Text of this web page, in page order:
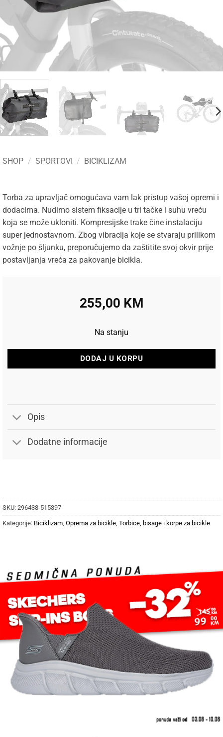
SHOP / SPORTOVI / BICIKLIZAM
Torba za upravljač omogućava vam lak pristup vašoj opremi i
dodacima. Nudimo sistem fiksacije u tri tačke i suhu vreću
koja se može ukloniti. Kompresijske trake čine instalaciju
super jednostavnom. Zbog vibracija koje se stvaraju prilikom
vožnje po šljunku, preporučujemo da zaštitite svoj okvir prije
postavljanja vreća za pakovanje bicikla.
255,00 KM
Na stanju
DODAJ U KORPU
Opis
Dodatne informacije
SKU: 296438-515397
Kategorije: Biciklizam Oprema za bicikle Torbice, bisage i korpe za bicikle